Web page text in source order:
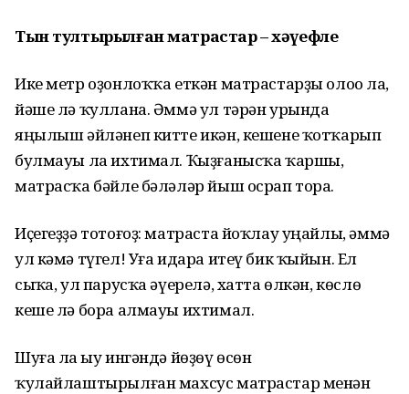
Тын тултырылған матрастар – хәүефле
Ике метр оҙонлоҡҡа еткән матрастарҙы олоһо ла,
йәше лә ҡуллана. Әммә ул тәрән урында
яңылыш әйләнеп китте икән, кешене ҡотҡарып
булмауы ла ихтимал. Ҡыҙғанысҡа ҡаршы,
матрасҡа бәйле бәләләр йыш осрап тора.
Иҫегеҙҙә тотоғоҙ: матраста йоҡлау уңайлы, әммә
ул кәмә түгел! Уға идара итеү бик ҡыйын. Ел
сыҡһа, ул парусҡа әүерелә, хатта өлкән, көслө
кеше лә бора алмауы ихтимал.
Шуға ла һыу ингәндә йөҙөү өсөн
ҡулайлаштырылған махсус матрастар менән